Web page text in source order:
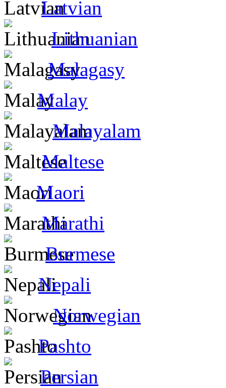
Latvian
Lithuanian
Malagasy
Malay
Malayalam
Maltese
Maori
Marathi
Burmese
Nepali
Norwegian
Pashto
Persian